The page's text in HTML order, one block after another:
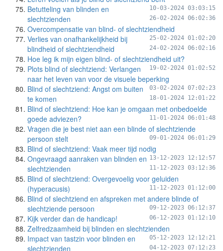
10-03-2024 03:03:15
Betutteling van blinden en
slechtzienden
26-02-2024 06:02:36
Overcompensatie van blind- of slechtziendheid
25-02-2024 01:02:20
Verlies van onafhankelijkheid bij
blindheid of slechtziendheid
24-02-2024 06:02:16
Hoe leg ik mijn eigen blind- of slechtziendheid uit?
19-02-2024 01:02:52
Plots blind of slechtziend: Verlangen
naar het leven van voor de visuele beperking
03-02-2024 07:02:23
Blind of slechtziend: Angst om buiten
te komen
18-01-2024 12:01:22
Blind of slechtziend: Hoe kan je omgaan met onbedoelde
goede adviezen?
11-01-2024 06:01:48
Vragen die je best niet aan een blinde of slechtziende
persoon stelt
09-01-2024 06:01:29
Blind of slechtziend: Vaak meer tijd nodig
13-12-2023 12:12:57
Ongevraagd aanraken van blinden en
slechtzienden
11-12-2023 03:12:36
Blind of slechtziend: Overgevoelig voor geluiden
(hyperacusis)
11-12-2023 01:12:00
Blind of slechtziend en afspreken met andere blinde of
slechtziende persoon
09-12-2023 06:12:37
Kijk verder dan de handicap! 06-12-2023 01:12:10
Zelfredzaamheid bij blinden en slechtzienden
05-12-2023 12:12:21
Impact van tastzin voor blinden en
slechtzienden
04-12-2023 07:12:23